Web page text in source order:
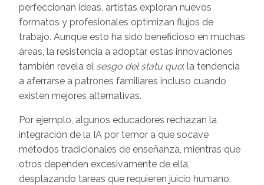
perfeccionan ideas, artistas exploran nuevos
formatos y profesionales optimizan flujos de
trabajo. Aunque esto ha sido beneficioso en muchas
áreas, la resistencia a adoptar estas innovaciones
también revela el sesgo del statu quo: la tendencia
a aferrarse a patrones familiares incluso cuando
existen mejores alternativas.
Por ejemplo, algunos educadores rechazan la
integración de la IA por temor a que socave
métodos tradicionales de enseñanza, mientras que
otros dependen excesivamente de ella,
desplazando tareas que requieren juicio humano.